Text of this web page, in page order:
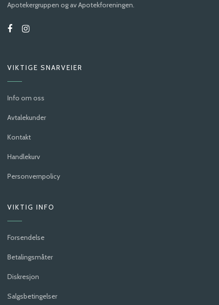
Apotekergruppen og av Apotekforeningen.
VIKTIGE SNARVEIER
Info om oss
Avtalekunder
Kontakt
Handlekurv
Personvernpolicy
VIKTIG INFO
Forsendelse
Betalingsmåter
Diskresjon
Salgsbetingelser